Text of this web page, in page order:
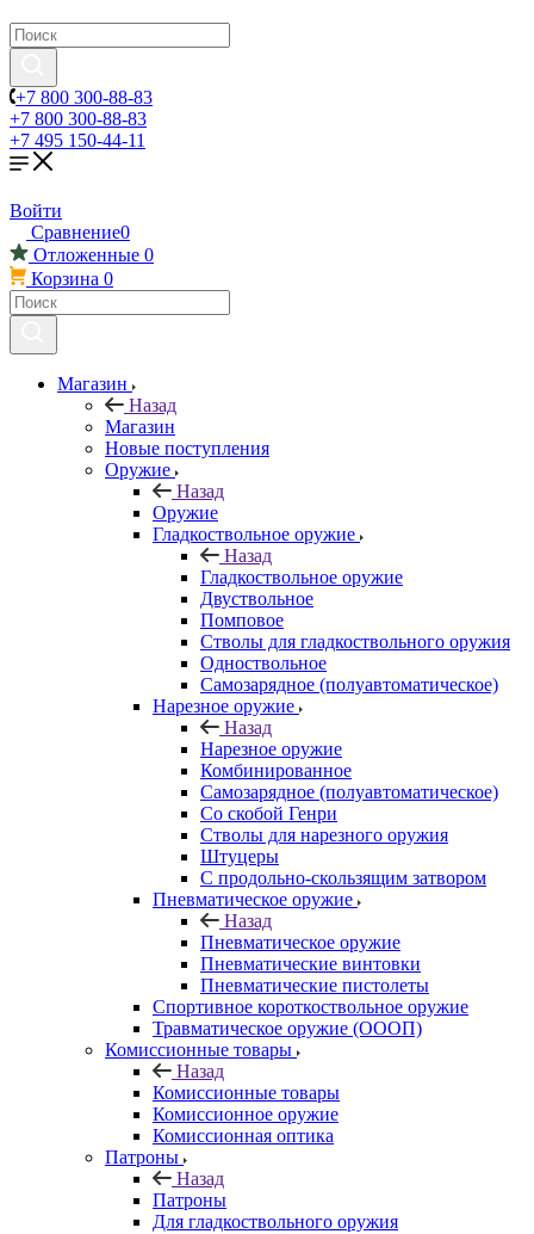
+7 800 300-88-83
+7 800 300-88-83
+7 495 150-44-11
Войти
Сравнение0
Отложенные 0
Корзина 0
Магазин
Назад
Магазин
Новые поступления
Оружие
Назад
Оружие
Гладкоствольное оружие
Назад
Гладкоствольное оружие
Двуствольное
Помповое
Стволы для гладкоствольного оружия
Одноствольное
Самозарядное (полуавтоматическое)
Нарезное оружие
Назад
Нарезное оружие
Комбинированное
Самозарядное (полуавтоматическое)
Со скобой Генри
Стволы для нарезного оружия
Штуцеры
С продольно-скользящим затвором
Пневматическое оружие
Назад
Пневматическое оружие
Пневматические винтовки
Пневматические пистолеты
Спортивное короткоствольное оружие
Травматическое оружие (ОООП)
Комиссионные товары
Назад
Комиссионные товары
Комиссионное оружие
Комиссионная оптика
Патроны
Назад
Патроны
Для гладкоствольного оружия